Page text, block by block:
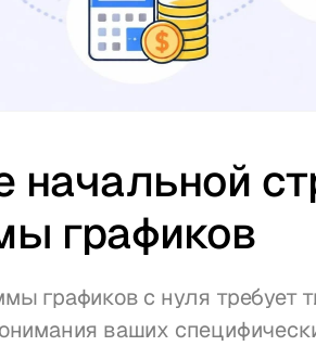
начальной
графиков
графиков с нуля требует
ваших